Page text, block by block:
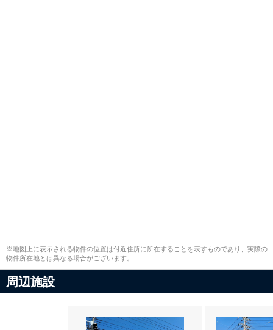
※地図上に表示される物件の位置は付近住所に所在することを表すものであり、実際の
物件所在地とは異なる場合がございます。
周辺施設